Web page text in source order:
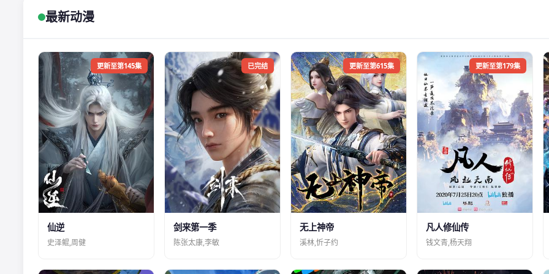
最新动漫
更新至第145集
仙逆
史泽鲲,周健
已完结
剑来第一季
陈张太康,李敏
更新至第615集
无上神帝
溪林,忻子约
更新至第179集
凡人修仙传
钱文青,杨天翔